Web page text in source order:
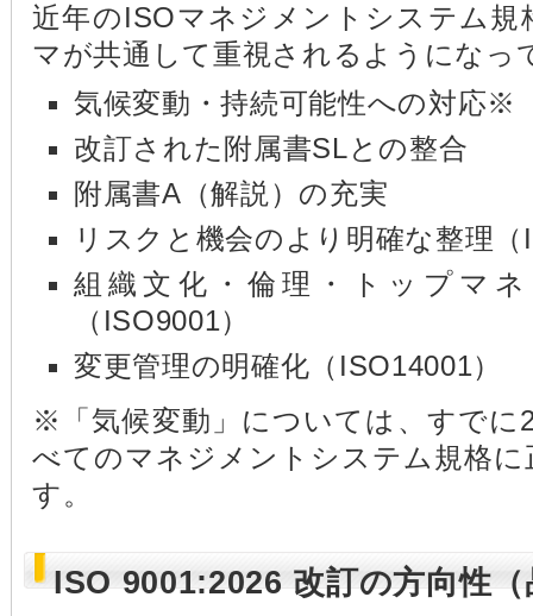
近年のISOマネジメントシステム
マが共通して重視されるようになっ
気候変動・持続可能性への対応※
改訂された附属書SLとの整合
附属書A（解説）の充実
リスクと機会のより明確な整理（
組織文化・倫理・トップマ
（ISO9001）
変更管理の明確化（ISO14001）
※「気候変動」については、すでに
べてのマネジメントシステム規格
す。
ISO 9001:2026 改訂の方向性（